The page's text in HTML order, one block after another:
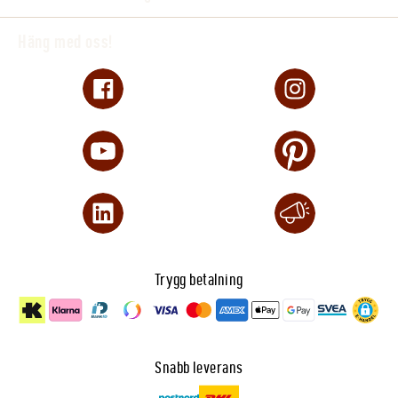
både komfort och slitstyrka över tid.
Praktiska skor för stall och ridning året runt
Equipage Milano passar för dig som vill ha en
klassisk och bekväm jodhpursko för både ridning
läder, stabil sula och smidig passform gör modellen
användbar för ridning, stallarbete och fritid.
Trygg betalning
Snabb leverans